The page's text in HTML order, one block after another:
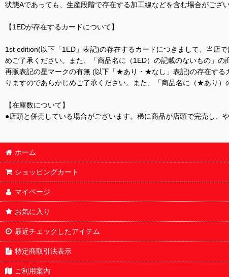
状態Aであっても、生産段階で存在する加工線などを含む場合がござ
【1EDが存在するカードについて】
1st edition(以下「1ED」表記)の存在するカードにつきまして、当店
めご了承ください。また、「商品名に（1ED）の記載のないもの」
再販表記の星マークの有無 (以下「★あり・★なし」表記)の存在す
りますのであらかじめご了承ください。また、「商品名に（★あり
【在庫数について】
●店頭と併売している場合がございます。稀に商品が店頭で完売し、
ホーム
ショッピングカート
マイページ
お気に入り
最近チェックしたアイテム
特定商取引法表示
ご利用案内